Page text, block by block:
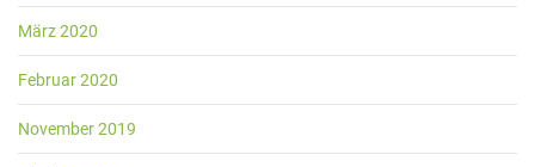
März 2020
Februar 2020
November 2019